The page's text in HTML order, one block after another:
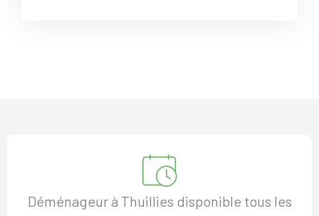
Déménageur à Thuillies disponible tous les